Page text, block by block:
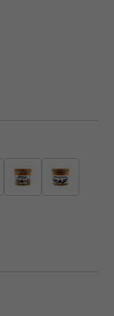
Minze &
Jakobsmuschel,
Lachs &